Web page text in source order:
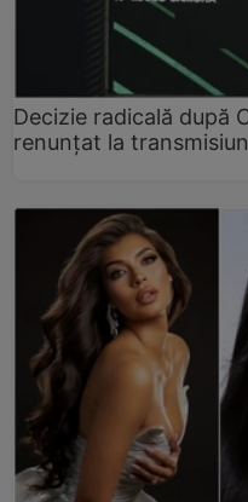
Decizie radicală după
renunțat la